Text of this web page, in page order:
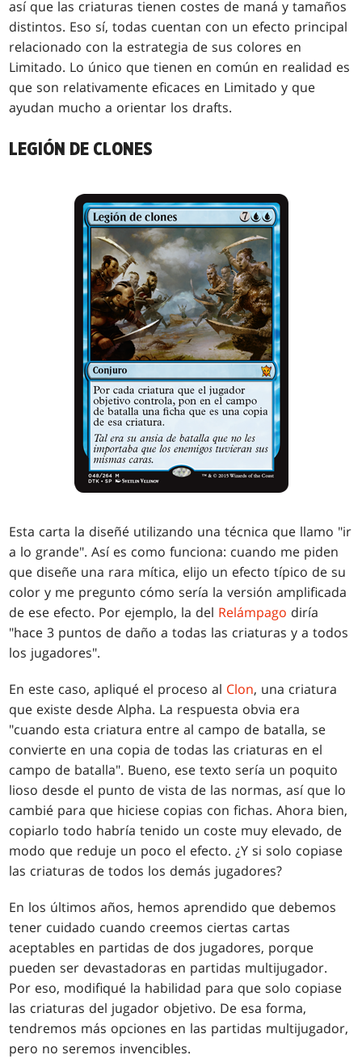
así que las criaturas tienen costes de maná y tamaños
distintos. Eso sí, todas cuentan con un efecto principal
relacionado con la estrategia de sus colores en
Limitado. Lo único que tienen en común en realidad es
que son relativamente eficaces en Limitado y que
ayudan mucho a orientar los drafts.
LEGIÓN DE CLONES
Esta carta la diseñé utilizando una técnica que llamo "ir
a lo grande". Así es como funciona: cuando me piden
que diseñe una rara mítica, elijo un efecto típico de su
color y me pregunto cómo sería la versión amplificada
de ese efecto. Por ejemplo, la del Relámpago diría
"hace 3 puntos de daño a todas las criaturas y a todos
los jugadores".
En este caso, apliqué el proceso al Clon, una criatura
que existe desde Alpha. La respuesta obvia era
"cuando esta criatura entre al campo de batalla, se
convierte en una copia de todas las criaturas en el
campo de batalla". Bueno, ese texto sería un poquito
lioso desde el punto de vista de las normas, así que lo
cambié para que hiciese copias con fichas. Ahora bien,
copiarlo todo habría tenido un coste muy elevado, de
modo que reduje un poco el efecto. ¿Y si solo copiase
las criaturas de todos los demás jugadores?
En los últimos años, hemos aprendido que debemos
tener cuidado cuando creemos ciertas cartas
aceptables en partidas de dos jugadores, porque
pueden ser devastadoras en partidas multijugador.
Por eso, modifiqué la habilidad para que solo copiase
las criaturas del jugador objetivo. De esa forma,
tendremos más opciones en las partidas multijugador,
pero no seremos invencibles.